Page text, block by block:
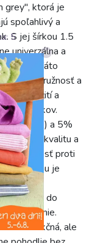
grey", ktorá je
spoľahlivý a
S jej šírkou 1.5
univerzálna a
Táto
pružnosť a
použití a
výrobkov.
(PA) a 5%
kvalitu a
odolnosť proti
čomu je
vrátiť sa do
nosenie.
a funkčná, ale
4